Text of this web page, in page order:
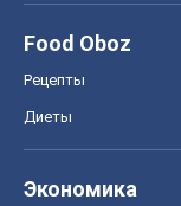
Food Oboz
Рецепты
Диеты
Экономика